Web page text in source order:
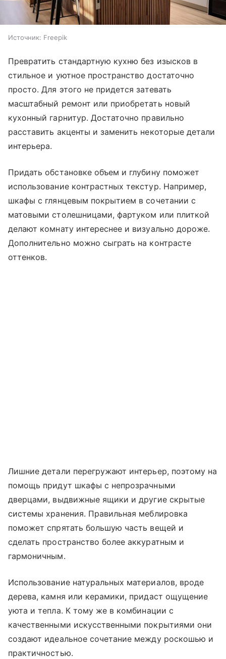
Источник: Freepik
Превратить стандартную кухню без изысков в
стильное и уютное пространство достаточно
просто. Для этого не придется затевать
масштабный ремонт или приобретать новый
кухонный гарнитур. Достаточно правильно
расставить акценты и заменить некоторые детали
интерьера.
Придать обстановке объем и глубину поможет
использование контрастных текстур. Например,
шкафы с глянцевым покрытием в сочетании с
матовыми столешницами, фартуком или плиткой
делают комнату интереснее и визуально дороже.
Дополнительно можно сыграть на контрасте
оттенков.
Лишние детали перегружают интерьер, поэтому на
помощь придут шкафы с непрозрачными
дверцами, выдвижные ящики и другие скрытые
системы хранения. Правильная меблировка
поможет спрятать большую часть вещей и
сделать пространство более аккуратным и
гармоничным.
Использование натуральных материалов, вроде
дерева, камня или керамики, придаст ощущение
уюта и тепла. К тому же в комбинации с
качественными искусственными покрытиями они
создают идеальное сочетание между роскошью и
практичностью.